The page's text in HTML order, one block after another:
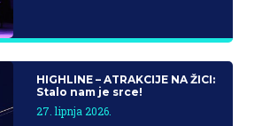
HIGHLINE – ATRAKCIJE NA ŽICI:
Stalo nam je srce!
27. lipnja 2026.